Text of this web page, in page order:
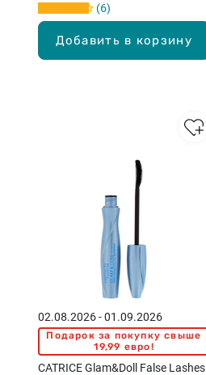
Добавить в корзину
6
02.08.2026 - 01.09.2026
Подарок за покупку свыше
19,99 евро!
CATRICE Glam&Doll False Lashes